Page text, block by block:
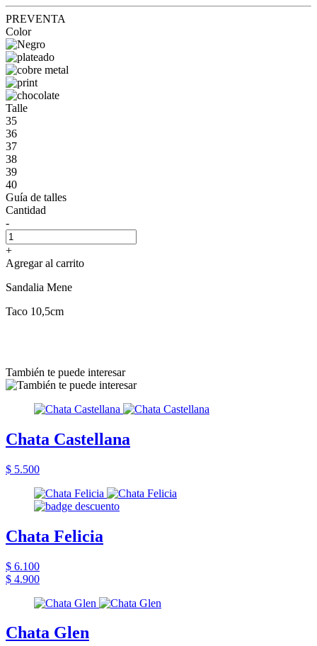
PREVENTA
Color
Talle
35
36
37
38
39
40
Guía de talles
Cantidad
-
+
Agregar al carrito
Sandalia Mene
Taco 10,5cm
También te puede interesar
Chata Castellana
$ 5.500
Chata Felicia
$ 6.100
$ 4.900
Chata Glen